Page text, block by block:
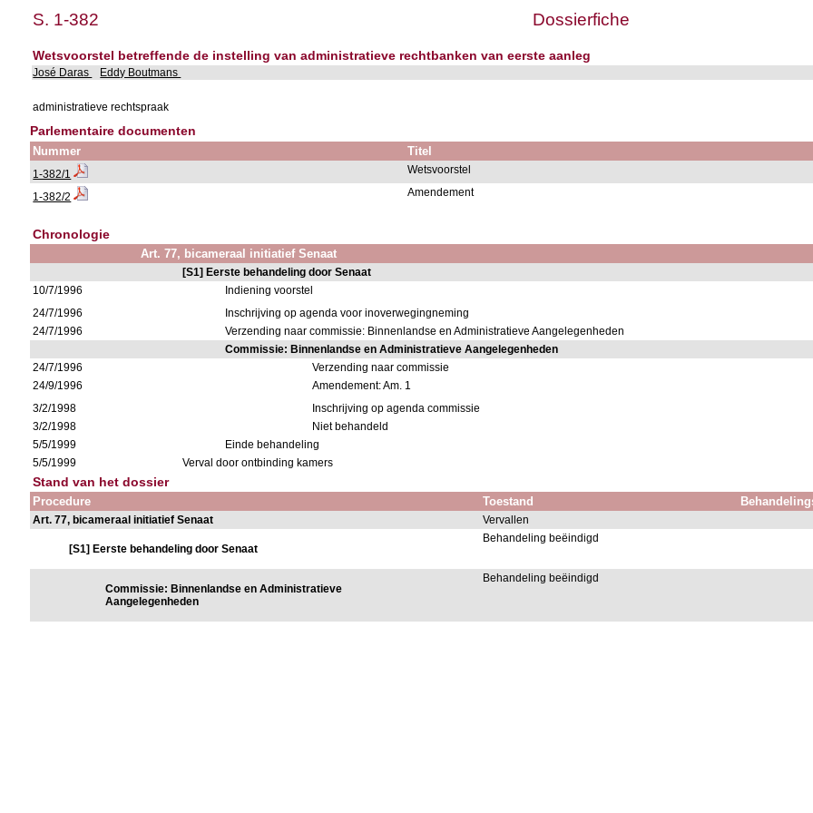
S. 1-382 Dossierfiche
Wetsvoorstel betreffende de instelling van administratieve rechtbanken van eerste aanleg
José Daras Eddy Boutmans
administratieve rechtspraak
Parlementaire documenten
Nummer Titel
1-382/1 Wetsvoorstel
1-382/2 Amendement
Chronologie
Art. 77, bicameraal initiatief Senaat
[S1] Eerste behandeling door Senaat
10/7/1996
Indiening voorstel
24/7/1996
Inschrijving op agenda voor inoverwegingneming
24/7/1996
Verzending naar commissie: Binnenlandse en Administratieve Aangelegenheden
Commissie: Binnenlandse en Administratieve Aangelegenheden
24/7/1996
Verzending naar commissie
24/9/1996
Amendement: Am. 1
3/2/1998
Inschrijving op agenda commissie
3/2/1998
Niet behandeld
5/5/1999
Einde behandeling
5/5/1999
Verval door ontbinding kamers
Stand van het dossier
Procedure Toestand
Art. 77, bicameraal initiatief Senaat Vervallen
[S1] Eerste behandeling door Senaat
Behandeling beëindigd
Commissie: Binnenlandse en Administratieve
Aangelegenheden
Behandeling beëindigd